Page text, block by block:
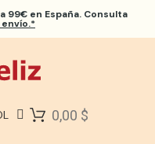
99€ en España. Consulta
0,00 $